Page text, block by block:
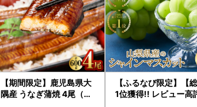
【期間限定】鹿児島県大
隅産 うなぎ蒲焼 4尾（60
【ふるなび限定】【
1位獲得!! レビュー高